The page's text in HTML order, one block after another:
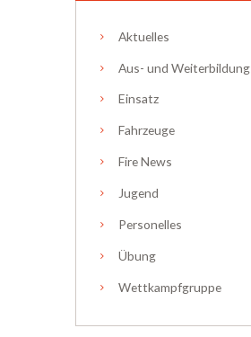
Aktuelles
Aus- und Weiterbildung
Einsatz
Fahrzeuge
Fire News
Jugend
Personelles
Übung
Wettkampfgruppe